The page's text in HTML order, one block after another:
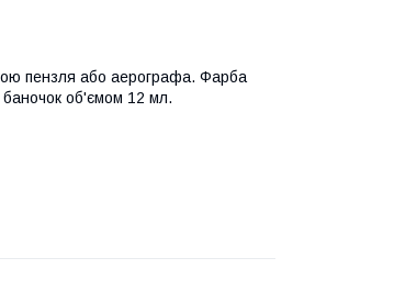
пензля або аерографа. Фарба
баночок об'ємом 12 мл.